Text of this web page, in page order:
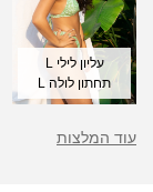
עליון לילי L
תחתון לולה L
עוד המלצות